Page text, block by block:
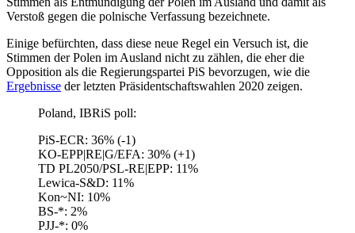
Verstoß gegen die polnische Verfassung bezeichnete.
Einige befürchten, dass diese neue Regel ein Versuch ist, die
Stimmen der Polen im Ausland nicht zu zählen, die eher die
Opposition als die Regierungspartei PiS bevorzugen, wie die
Ergebnisse der letzten Präsidentschaftswahlen 2020 zeigen.
Poland, IBRiS poll:
PiS-ECR: 36% (-1)
KO-EPP|RE|G/EFA: 30% (+1)
TD PL2050/PSL-RE|EPP: 11%
Lewica-S&D: 11%
Kon~NI: 10%
BS-*: 2%
PJJ-*: 0%